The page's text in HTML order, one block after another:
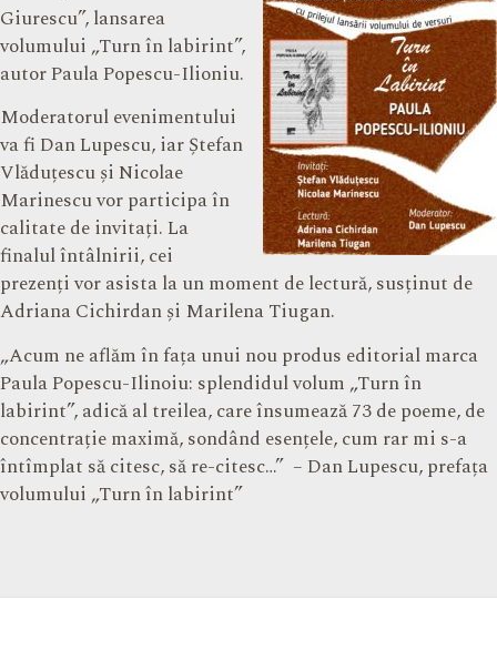
Giurescu”, lansarea
volumului „Turn în labirint”,
autor Paula Popescu-Ilioniu.
Moderatorul evenimentului
va fi Dan Lupescu, iar Ștefan
Vlăduțescu și Nicolae
Marinescu vor participa în
calitate de invitați. La
finalul întâlnirii, cei
prezenți vor asista la un moment de lectură, susținut de
Adriana Cichirdan și Marilena Tiugan.
„Acum ne aflăm în fața unui nou produs editorial marca
Paula Popescu-Ilinoiu: splendidul volum „Turn în
labirint”, adică al treilea, care însumează 73 de poeme, de
concentrație maximă, sondând esențele, cum rar mi s-a
întîmplat să citesc, să re-citesc…” – Dan Lupescu, prefața
volumului „Turn în labirint”